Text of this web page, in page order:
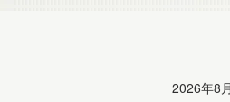
2026年8月